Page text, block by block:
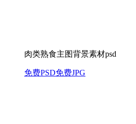
肉类熟食主图背景素材psd
免费PSD免费JPG